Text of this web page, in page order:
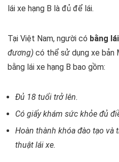
lái xe hạng B là đủ để lái.
Tại Việt Nam, người có bằng
đương) có thể sử dụng xe bản
bằng lái xe hạng B bao gồm:
Đủ 18 tuổi trở lên.
Có giấy khám sức khỏe đủ
Hoàn thành khóa đào tạo và
thuật lái xe.